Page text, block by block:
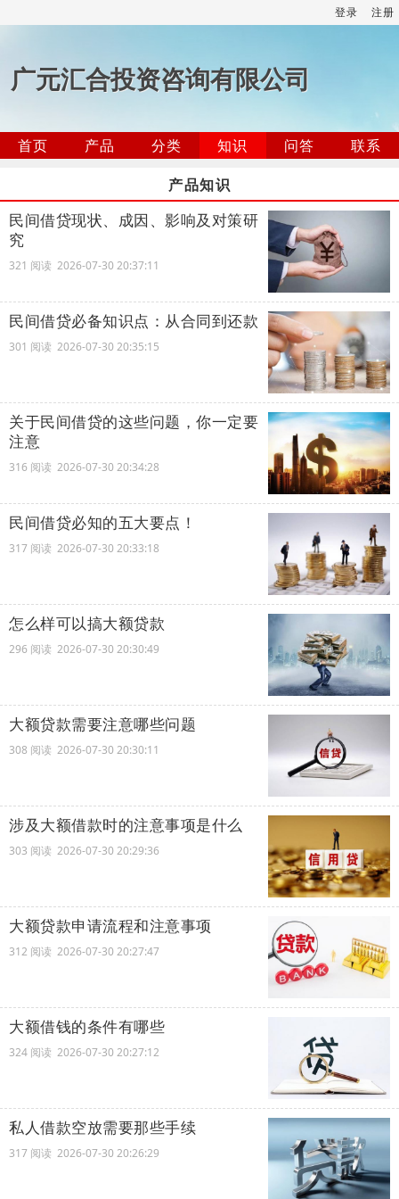
登录 注册
广元汇合投资咨询有限公司
首页 产品 分类 知识 问答
联系
产品知识
民间借贷现状、成因、影响及对策研
究
321 阅读 2026-07-30 20:37:11
民间借贷必备知识点：从合同到还款
301 阅读 2026-07-30 20:35:15
关于民间借贷的这些问题，你一定要
注意
316 阅读 2026-07-30 20:34:28
民间借贷必知的五大要点！
317 阅读 2026-07-30 20:33:18
怎么样可以搞大额贷款
296 阅读 2026-07-30 20:30:49
大额贷款需要注意哪些问题
308 阅读 2026-07-30 20:30:11
涉及大额借款时的注意事项是什么
303 阅读 2026-07-30 20:29:36
大额贷款申请流程和注意事项
312 阅读 2026-07-30 20:27:47
大额借钱的条件有哪些
324 阅读 2026-07-30 20:27:12
私人借款空放需要那些手续
317 阅读 2026-07-30 20:26:29